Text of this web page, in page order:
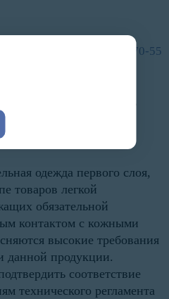
8 (800) 600-70-55
по отраслям
нижнего белья
белья в
одежда первого слоя,
товаров легкой
обязательной
контактом с кожными
высокие требования
данной продукции.
соответствие
технического регламента